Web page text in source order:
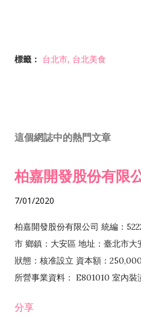
標籤： 台北市 台北美食
這個網誌中的熱門文章
柏嘉開發股份有限
7/01/2020
柏嘉開發股份有限公司 統編：
市 鄉鎮：大安區 地址：臺北市大
狀態：核准設立 資本額：
所營事業資料： E801010 室內
發業 H703090 不動產買賣業
分享